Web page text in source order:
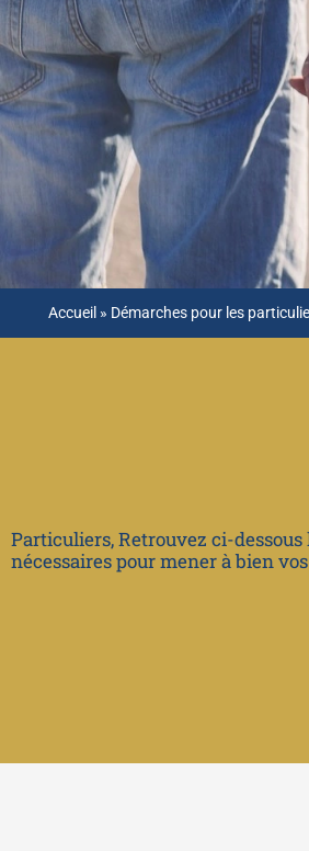
Accueil » Démarches pour les
Particuliers, Retrouvez ci-
nécessaires pour mener à bien